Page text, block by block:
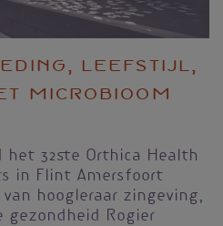
leefstijl,
microbioom
het 32ste Orthica Health
in Flint Amersfoort
hoogleraar zingeving,
gezondheid Rogier